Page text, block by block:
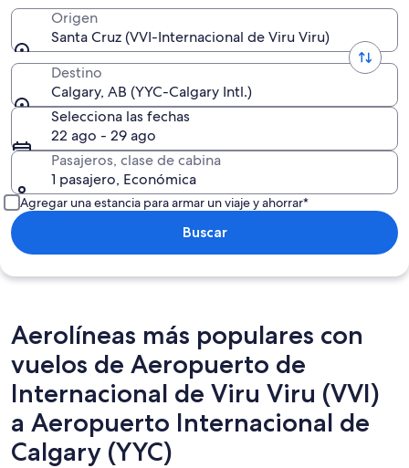
Origen
Santa Cruz (VVI-Internacional de Viru Viru)
Destino
Calgary, AB (YYC-Calgary Intl.)
Selecciona las fechas
22 ago - 29 ago
Pasajeros, clase de cabina
1 pasajero, Económica
Agregar una estancia para armar un viaje y ahorrar*
Buscar
Aerolíneas más populares con
vuelos de Aeropuerto de
Internacional de Viru Viru (VVI)
a Aeropuerto Internacional de
Calgary (YYC)